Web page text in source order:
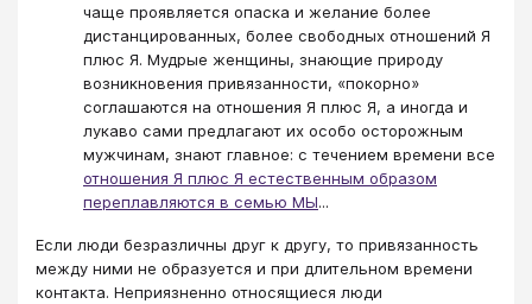
чаще проявляется опаска и желание более
дистанцированных, более свободных отношений Я
плюс Я. Мудрые женщины, знающие природу
возникновения привязанности, «покорно»
соглашаются на отношения Я плюс Я, а иногда и
лукаво сами предлагают их особо осторожным
мужчинам, знают главное: с течением времени все
отношения Я плюс Я естественным образом
переплавляются в семью МЫ...
Если люди безразличны друг к другу, то привязанность
между ними не образуется и при длительном времени
контакта. Неприязненно относящиеся люди